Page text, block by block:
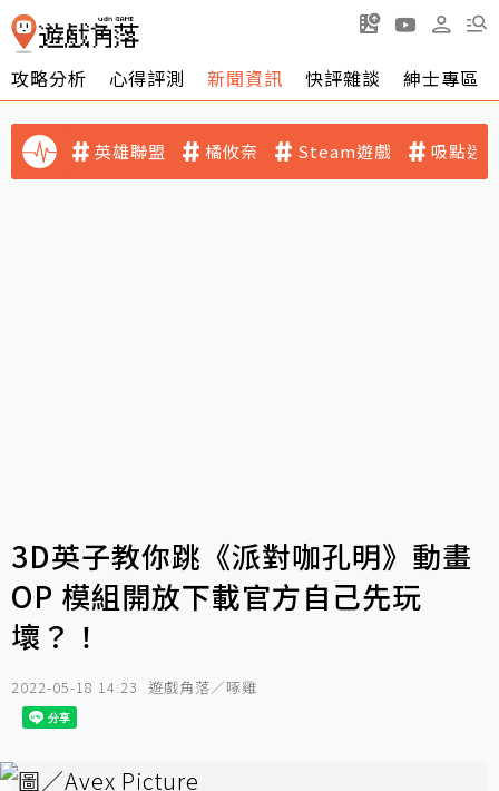
攻略分析 心得評測 新聞資訊 快評雜談 紳士專區
英雄聯盟 橘攸奈 Steam遊戲 吸點迷
3D英子教你跳《派對咖孔明》動畫
OP 模組開放下載官方自己先玩
壞？！
2022-05-18 14:23 遊戲角落／啄雞